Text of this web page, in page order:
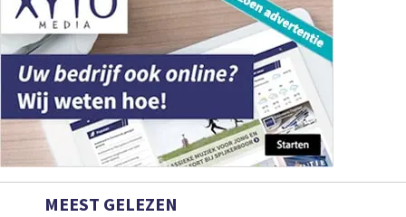
MEEST GELEZEN